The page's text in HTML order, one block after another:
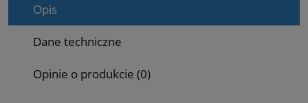
Opis
Dane techniczne
Opinie o produkcie (0)